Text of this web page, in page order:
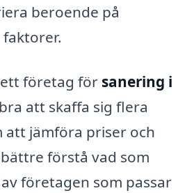
beroende på
företag för sanering i
att skaffa sig flera
att jämföra priser och
förstå vad som
företagen som passar